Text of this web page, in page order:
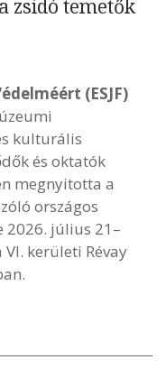
zsidó temetők
(ESJF)
kulturális
és oktatók
megnyitotta a
országos
2026. július 21–
kerületi Révay